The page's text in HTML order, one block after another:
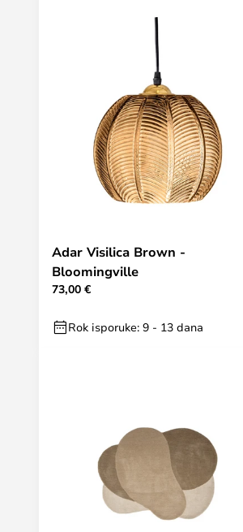
Adar Visilica Brown -
Bloomingville
73,00 €
Rok isporuke: 9 - 13 dana